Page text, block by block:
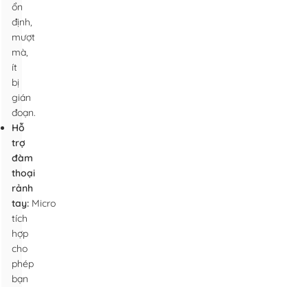
ổn
định,
mượt
mà,
ít
bị
gián
đoạn.
Hỗ
trợ
đàm
thoại
rảnh
tay: Micro
tích
hợp
cho
phép
bạn